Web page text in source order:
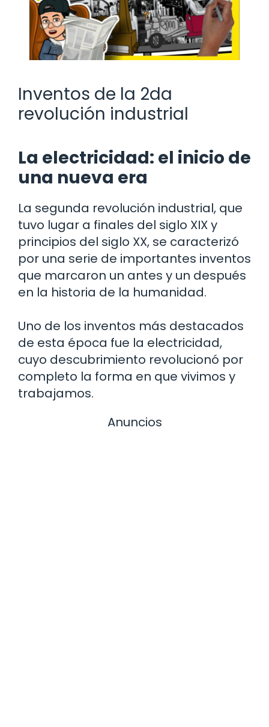
Inventos de la 2da
revolución industrial
La electricidad: el inicio de
una nueva era
La segunda revolución industrial, que
tuvo lugar a finales del siglo XIX y
principios del siglo XX, se caracterizó
por una serie de importantes inventos
que marcaron un antes y un después
en la historia de la humanidad.
Uno de los inventos más destacados
de esta época fue la electricidad,
cuyo descubrimiento revolucionó por
completo la forma en que vivimos y
trabajamos.
Anuncios